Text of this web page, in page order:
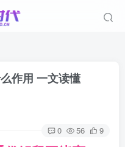
作用 一文读懂
0 56 9